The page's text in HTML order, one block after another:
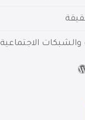
الاجتماعية